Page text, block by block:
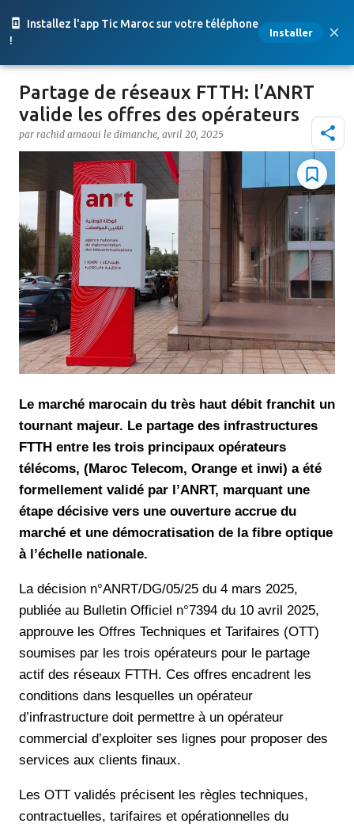
Installez l'app Tic Maroc sur votre téléphone
!
Installer
Accéder au contenu principal
Partage de réseaux FTTH: l’ANRT
valide les offres des opérateurs
par rachid amaoui le dimanche, avril 20, 2025
Le marché marocain du très haut débit franchit un
tournant majeur. Le partage des infrastructures
FTTH entre les trois principaux opérateurs
télécoms, (Maroc Telecom, Orange et inwi) a été
formellement validé par l’ANRT, marquant une
étape décisive vers une ouverture accrue du
marché et une démocratisation de la fibre optique
à l’échelle nationale.
La décision n°ANRT/DG/05/25 du 4 mars 2025,
publiée au Bulletin Officiel n°7394 du 10 avril 2025,
approuve les Offres Techniques et Tarifaires (OTT)
soumises par les trois opérateurs pour le partage
actif des réseaux FTTH. Ces offres encadrent les
conditions dans lesquelles un opérateur
d’infrastructure doit permettre à un opérateur
commercial d’exploiter ses lignes pour proposer des
services aux clients finaux.
Les OTT validés précisent les règles techniques,
contractuelles, tarifaires et opérationnelles du